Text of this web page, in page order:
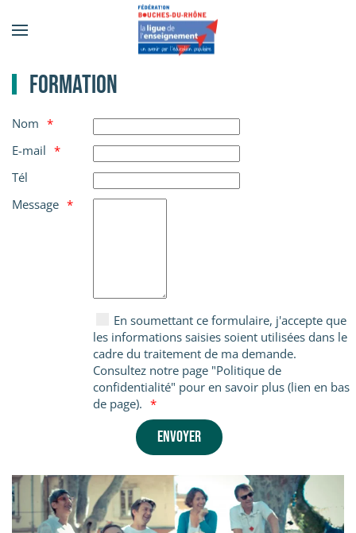
Accéder au contenu principal
Formation
Nom
E-mail
Tél
Message
En soumettant ce formulaire, j'accepte que
les informations saisies soient utilisées dans le
cadre du traitement de ma demande.
Consultez notre page "Politique de
confidentialité" pour en savoir plus (lien en bas
de page).